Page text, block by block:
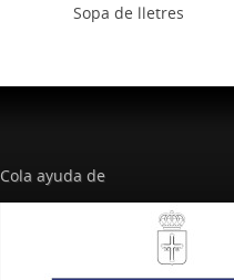
Sopa de lletres
Cola ayuda de